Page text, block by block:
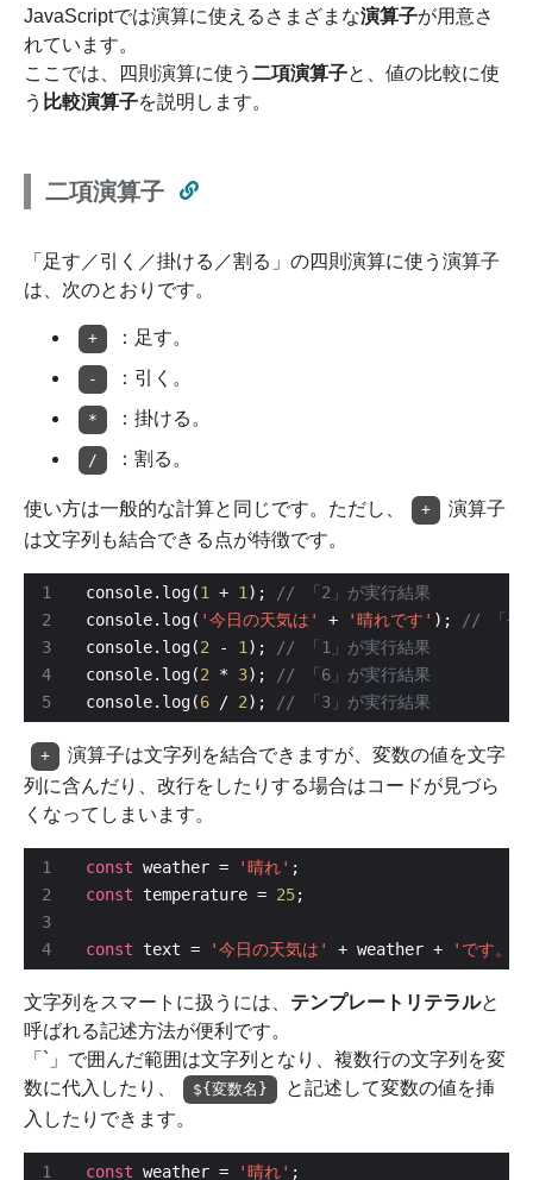
JavaScriptでは演算に使えるさまざまな演算子が用意さ
れています。
ここでは、四則演算に使う 二項演算子と、値の比較に使
う 比較演算子を説明します。
二項演算子
「足す／引く／掛ける／割る」の四則演算に使う演算子
は、次のとおりです。
+ ：足す。
- ：引く。
* ：掛ける。
/ ：割る。
使い方は一般的な計算と同じです。ただし、 +
演算子
は文字列も結合できる点が特徴です。
3
4
5
console.log(1 + 1 );
console.log( '今日の天気は' + '晴れです' );
console.log(2 - 1 );
console.log(2 * 3);
console.log(6 / 2);
+
演算子は文字列を結合できますが、変数の値を文字
列に含んだり、改行をしたりする場合はコードが見づら
くなってしまいます。
3
4
const weather = '晴れ'
const temperature = 25
const text = '今日の天気は' + weather + 'です。
文字列をスマートに扱うには、 テンプレートリテラルと
呼ばれる記述方法が便利です。
「`」で囲んだ範囲は文字列となり、複数行の文字列を変
数に代入したり、
${変数名}
と記述して変数の値を挿
入したりできます。
const weather = '晴れ'